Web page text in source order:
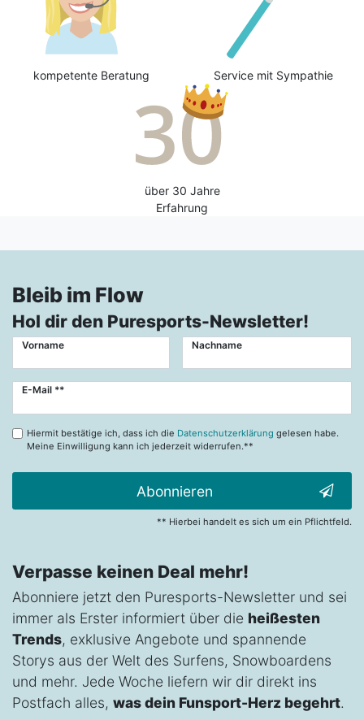
kompetente Beratung Service mit Sympathie
über 30 Jahre
Erfahrung
Bleib im Flow
Hol dir den Puresports-Newsletter!
Vorname Nachname
E-Mail **
Newsletter
Hiermit bestätige ich, dass ich die Datenschutzerklärung gelesen habe.
Meine Einwilligung kann ich jederzeit widerrufen.**
Abonnieren
** Hierbei handelt es sich um ein Pflichtfeld.
Verpasse keinen Deal mehr!
Abonniere jetzt den Puresports-Newsletter und sei
immer als Erster informiert über die heißesten
Trends, exklusive Angebote und spannende
Storys aus der Welt des Surfens, Snowboardens
und mehr. Jede Woche liefern wir dir direkt ins
Postfach alles, was dein Funsport-Herz begehrt.